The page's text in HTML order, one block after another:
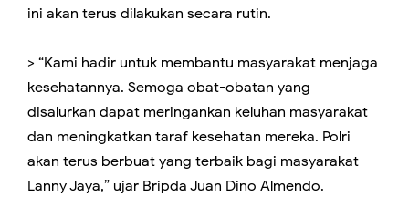
ini akan terus dilakukan secara rutin.
> “Kami hadir untuk membantu masyarakat menjaga
kesehatannya. Semoga obat-obatan yang
disalurkan dapat meringankan keluhan masyarakat
dan meningkatkan taraf kesehatan mereka. Polri
akan terus berbuat yang terbaik bagi masyarakat
Lanny Jaya,” ujar Bripda Juan Dino Almendo.